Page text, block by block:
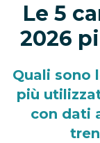
Le 5
2026
Quali sono
più
con dati